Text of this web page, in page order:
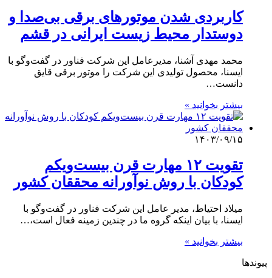
کاربردی شدن موتورهای برقی بی‌صدا و
دوستدار محیط زیست ایرانی در قشم
محمد مهدی آشنا، مدیرعامل این شرکت‌ فناور در گفت‌وگو با
ایسنا، محصول تولیدی این شرکت را موتور برقی قایق
دانست…
بیشتر بخوانید »
۱۴۰۳/۰۹/۱۵
تقویت ۱۲ مهارت قرن بیست‌ویکم
کودکان با روش نوآورانه محققان کشور
میلاد احتیاط، مدیر عامل این شرکت فناور در گفت‌وگو با
ایسنا، با بیان اینکه گروه ما در چندین زمینه فعال است،…
بیشتر بخوانید »
پیوندها